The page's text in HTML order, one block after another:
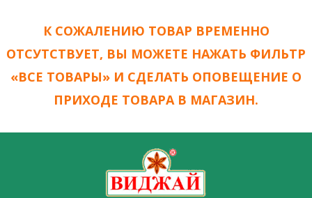
К СОЖАЛЕНИЮ ТОВАР ВРЕМЕННО
ОТСУТСТВУЕТ, ВЫ МОЖЕТЕ НАЖАТЬ ФИЛЬТР
«ВСЕ ТОВАРЫ» И СДЕЛАТЬ ОПОВЕЩЕНИЕ О
ПРИХОДЕ ТОВАРА В МАГАЗИН.